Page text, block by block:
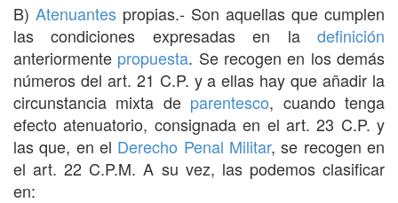
B) Atenuantes propias.- Son aquellas que cumplen
las condiciones expresadas en la definición
anteriormente propuesta. Se recogen en los demás
números del art. 21 C.P. y a ellas hay que añadir la
circunstancia mixta de parentesco, cuando tenga
efecto atenuatorio, consignada en el art. 23 C.P. y
las que, en el Derecho Penal Militar, se recogen en
el art. 22 C.P.M. A su vez, las podemos clasificar
en: